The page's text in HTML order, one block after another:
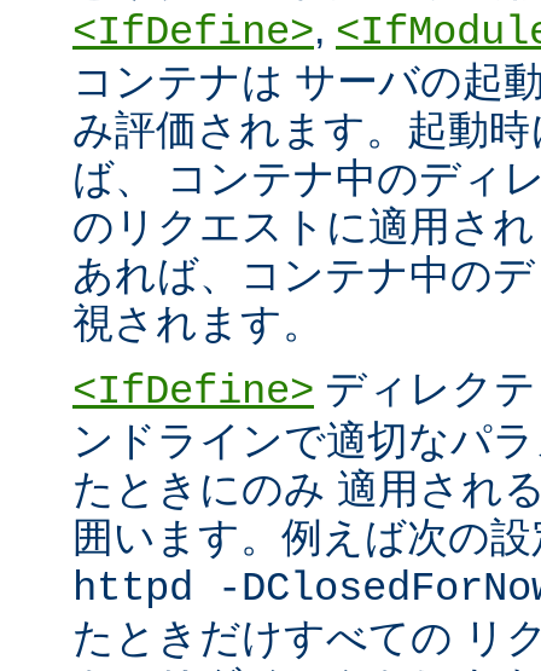
<IfDefine>,
コンテナは サーバの起
み評価されます。起動
ば、 コンテナ中のディ
のリクエストに適用さ
あれば、コンテナ中の
視されます。
<IfDefine> ディレク
ンドラインで適切なパ
たときにのみ 適用され
囲います。例えば次の
httpd -
たときだけすべての リ